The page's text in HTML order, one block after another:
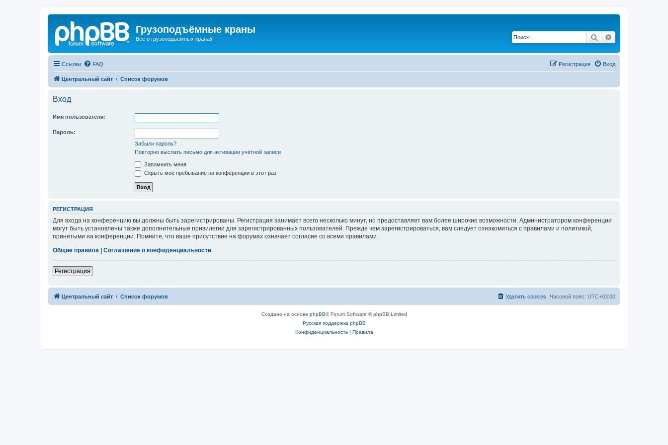
Грузоподъёмные краны
Всё о грузоподъёмных кранах Поиск
Ссылки FAQ Вход
Регистрация
Центральный сайт Список форумов
Вход
Имя пользователя:
Пароль:
Забыли пароль?
Повторно выслать письмо для активации учётной записи
Запомнить меня
Скрыть моё пребывание на конференции в этот раз
РЕГИСТРАЦИЯ
Для входа на конференцию вы должны быть зарегистрированы. Регистрация занимает всего несколько минут, но предоставляет вам более широкие возможности. Администратором конференции
могут быть установлены также дополнительные привилегии для зарегистрированных пользователей. Прежде чем зарегистрироваться, вам следует ознакомиться с правилами и политикой,
принятыми на конференции. Помните, что ваше присутствие на форумах означает согласие со всеми правилами.
Общие правила
Соглашение о конфиденциальности
Регистрация
Центральный сайт Список форумов Часовой пояс: UTC+03:00
Удалить cookies
Создано на основе phpBB® Forum Software © phpBB Limited
Русская поддержка phpBB
Конфиденциальность| Правила